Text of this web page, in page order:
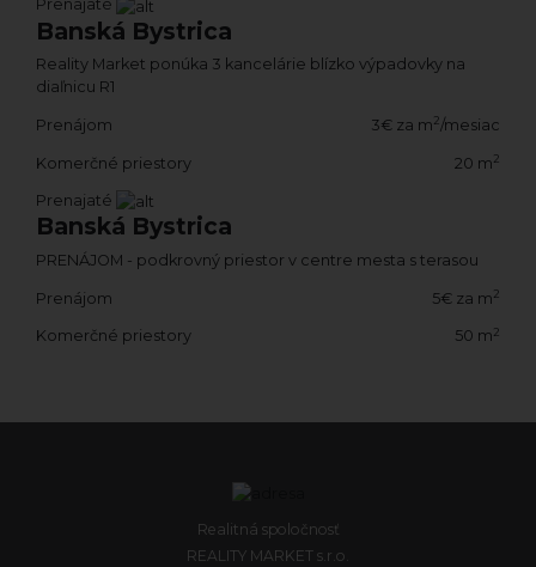
Prenajaté
Banská Bystrica
Reality Market ponúka 3 kancelárie blízko výpadovky na
diaľnicu R1
Prenájom 3€ za m2/mesiac
Komerčné priestory 20 m2
Prenajaté
Banská Bystrica
PRENÁJOM - podkrovný priestor v centre mesta s terasou
Prenájom 5€ za m2
Komerčné priestory 50 m2
Realitná spoločnosť
REALITY MARKET s.r.o.